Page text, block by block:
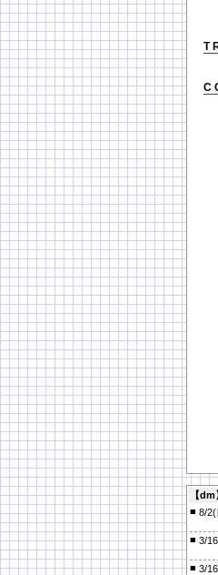
T
C
【
■ 8/2(
■ 3/
■ 3/